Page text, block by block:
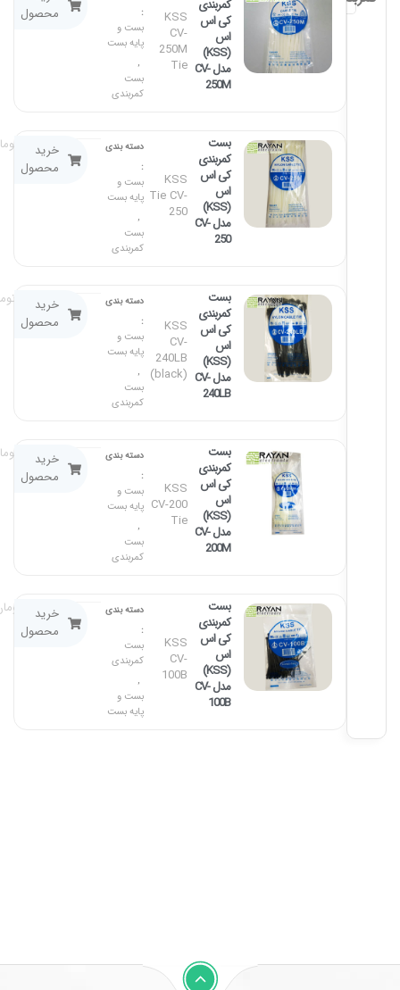
کمربندی
کی اس
اس
(KSS)
مدل CV-
250M
KSS
CV-
250M
Tie
:
بست و
پایه بست
,
بست
کمربندی
محصول
بست
کمربندی
کی اس
اس
(KSS)
مدل CV-
250
KSS
Tie CV-
250
دسته بندی
:
بست و
پایه بست
,
بست
کمربندی
۱۸۵,۰۰۰
خرید
محصول
بست
کمربندی
کی اس
اس
(KSS)
مدل CV-
240LB
KSS
CV-
240LB
(black)
دسته بندی
:
بست و
پایه بست
,
بست
کمربندی
۲۷۵,۰۰۰
خرید
محصول
بست
کمربندی
کی اس
اس
(KSS)
مدل CV-
200M
KSS
CV-200
Tie
دسته بندی
:
بست و
پایه بست
,
بست
کمربندی
۱۲۵,۰۰۰
خرید
محصول
بست
کمربندی
کی اس
اس
(KSS)
مدل CV-
100B
KSS
CV-
100B
دسته بندی
:
بست
کمربندی
,
بست و
پایه بست
۶۵,۰۰۰
خرید
محصول